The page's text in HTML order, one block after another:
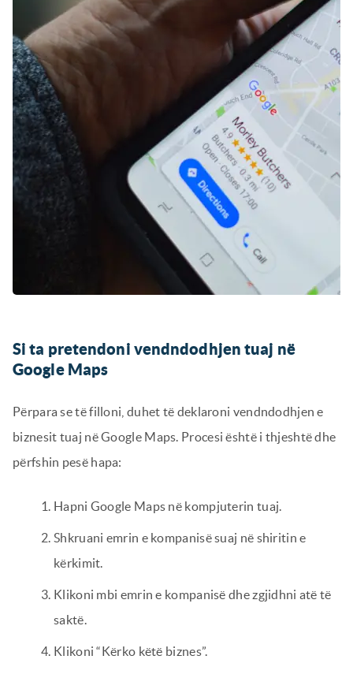
Si ta pretendoni vendndodhjen tuaj në
Google Maps
Përpara se të filloni, duhet të deklaroni vendndodhjen e
biznesit tuaj në Google Maps. Procesi është i thjeshtë dhe
përfshin pesë hapa:
Hapni Google Maps në kompjuterin tuaj.
Shkruani emrin e kompanisë suaj në shiritin e
kërkimit.
Klikoni mbi emrin e kompanisë dhe zgjidhni atë të
saktë.
Klikoni “Kërko këtë biznes”.